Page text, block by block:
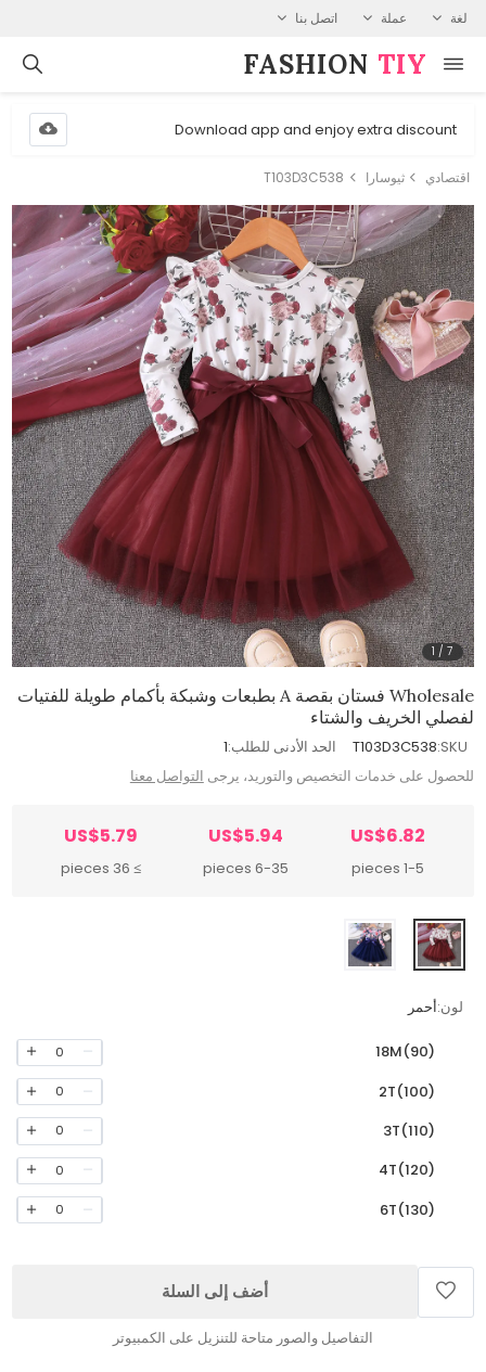
لغة عملة اتصل بنا
FASHION⁠ TIY
Download app and enjoy extra discount
اقتصادي ثيوسارا T103D3C538
1 /7
Wholesale فستان بقصة A بطبعات وشبكة بأكمام طويلة للفتيات
لفصلي الخريف والشتاء
SKU:
T103D3C538 الحد الأدنى للطلب:1
للحصول على خدمات التخصيص والتوريد، يرجى التواصل معنا
US$6.82
1-5 pieces
US$5.94
6-35 pieces
US$5.79
≥ 36 pieces
لون:أحمر
18M(90)
0
2T(100)
0
3T(110)
0
4T(120)
0
6T(130)
0
أضف إلى السلة
التفاصيل والصور متاحة للتنزيل على الكمبيوتر